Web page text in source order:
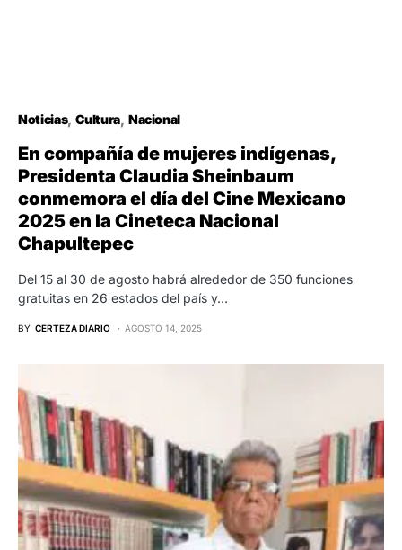
Noticias Cultura Nacional
En compañía de mujeres indígenas,
Presidenta Claudia Sheinbaum
conmemora el día del Cine Mexicano
2025 en la Cineteca Nacional
Chapultepec
Del 15 al 30 de agosto habrá alrededor de 350 funciones
gratuitas en 26 estados del país y…
BY CERTEZA DIARIO AGOSTO 14, 2025